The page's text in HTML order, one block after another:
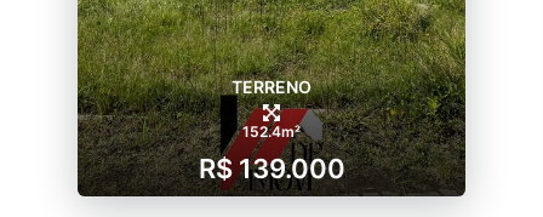
TERRENO
152.4m²
R$ 139.000